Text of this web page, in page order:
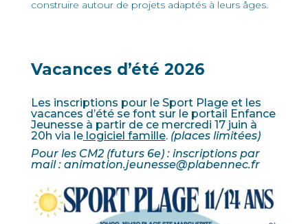
construire autour de projets adaptés à leurs âges.
Vacances d’été 2026
Les inscriptions pour le Sport Plage et les
vacances d’été se font sur le portail Enfance
Jeunesse à partir de ce mercredi 17 juin à
20h via lelogiciel famille. (places limitées)
Pour les CM2 (futurs 6e) : inscriptions par
mail : animation.jeunesse@plabennec.fr